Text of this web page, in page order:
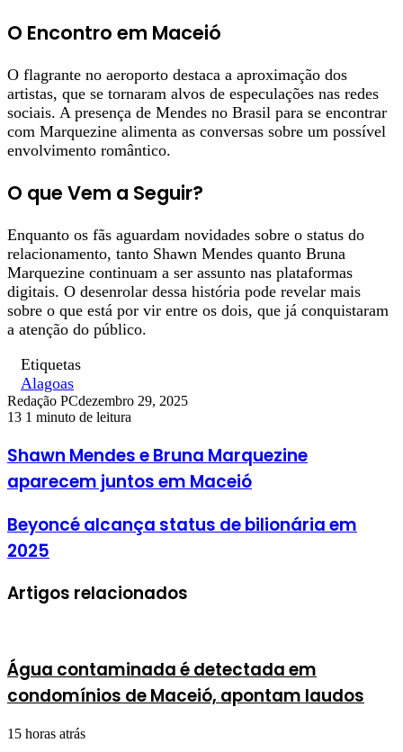
O Encontro em Maceió
O flagrante no aeroporto destaca a aproximação dos
artistas, que se tornaram alvos de especulações nas redes
sociais. A presença de Mendes no Brasil para se encontrar
com Marquezine alimenta as conversas sobre um possível
envolvimento romântico.
O que Vem a Seguir?
Enquanto os fãs aguardam novidades sobre o status do
relacionamento, tanto Shawn Mendes quanto Bruna
Marquezine continuam a ser assunto nas plataformas
digitais. O desenrolar dessa história pode revelar mais
sobre o que está por vir entre os dois, que já conquistaram
a atenção do público.
Etiquetas
Alagoas
Redação PCdezembro 29, 2025
13 1 minuto de leitura
Shawn Mendes e Bruna Marquezine
aparecem juntos em Maceió
Beyoncé alcança status de bilionária em
2025
Artigos relacionados
Água contaminada é detectada em
condomínios de Maceió, apontam laudos
15 horas atrás